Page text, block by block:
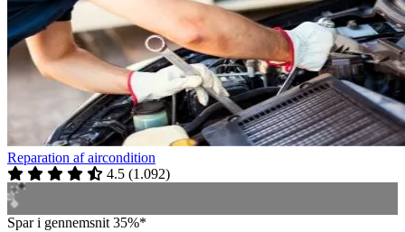
Reparation af aircondition
4.5 (1.092)
Spar i gennemsnit 35%*